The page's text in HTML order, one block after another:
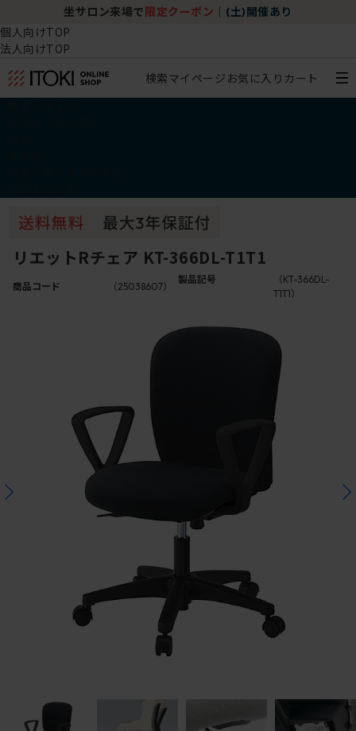
坐サロン来場で 限定クーポン (土)開催あり
個人向けTOP
法人向けTOP
検索マイページ お気に入り カート
リエットRチェア KT-366DL-T1T1
商品コード （25038607）
製品記号
（KT-366DL-
T1T1）